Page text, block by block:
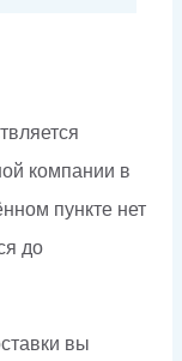
компании в
пункте нет
до
вы